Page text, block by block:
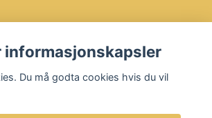
7016 Trondheim
informasjonskapsler
Du må godta cookies hvis du vil